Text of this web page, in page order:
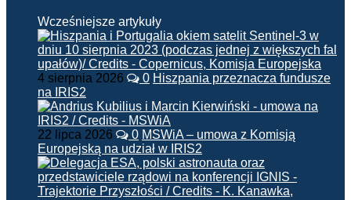
Wcześniejsze artykuły
4 sierpnia 2026 0 Hiszpania przeznacza fundusze
na IRIS2
22 lipca 2026 0 MSWiA – umowa z Komisją
Europejską na udział w IRIS2